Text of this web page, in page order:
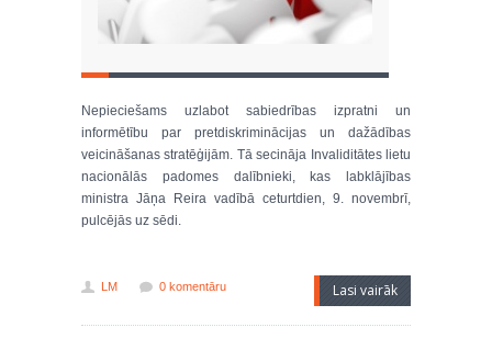
Nepieciešams uzlabot sabiedrības izpratni un
informētību par pretdiskriminācijas un dažādības
veicināšanas stratēģijām. Tā secināja Invaliditātes lietu
nacionālās padomes dalībnieki, kas labklājības
ministra Jāņa Reira vadībā ceturtdien, 9. novembrī,
pulcējās uz sēdi.
LM 0 komentāru Lasi vairāk